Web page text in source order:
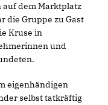
auf dem Marktplatz
die Gruppe zu Gast
Kruse in
und
eigenhändigen
selbst tatkräftig